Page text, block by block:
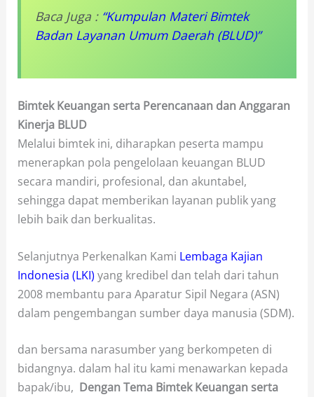
Baca Juga : “Kumpulan Materi Bimtek
Badan Layanan Umum Daerah (BLUD)”
Bimtek Keuangan serta Perencanaan dan Anggaran
Kinerja BLUD
Melalui bimtek ini, diharapkan peserta mampu
menerapkan pola pengelolaan keuangan BLUD
secara mandiri, profesional, dan akuntabel,
sehingga dapat memberikan layanan publik yang
lebih baik dan berkualitas.
Selanjutnya Perkenalkan Kami Lembaga Kajian
Indonesia (LKI) yang kredibel dan telah dari tahun
2008 membantu para Aparatur Sipil Negara (ASN)
dalam pengembangan sumber daya manusia (SDM).
dan bersama narasumber yang berkompeten di
bidangnya. dalam hal itu kami menawarkan kepada
bapak/ibu, Dengan Tema Bimtek Keuangan serta